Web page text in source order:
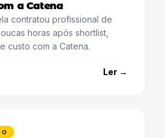
a Catena
contratou profissional de
horas após shortlist,
custo com a Catena.
Ler →